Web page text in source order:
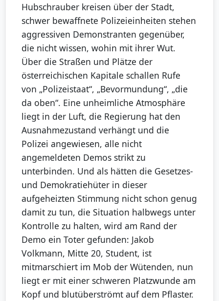
Hubschrauber kreisen über der Stadt,
schwer bewaffnete Polizeieinheiten stehen
aggressiven Demonstranten gegenüber,
die nicht wissen, wohin mit ihrer Wut.
Über die Straßen und Plätze der
österreichischen Kapitale schallen Rufe
von „Polizeistaat“, „Bevormundung“, „die
da oben“. Eine unheimliche Atmosphäre
liegt in der Luft, die Regierung hat den
Ausnahmezustand verhängt und die
Polizei angewiesen, alle nicht
angemeldeten Demos strikt zu
unterbinden. Und als hätten die Gesetzes-
und Demokratiehüter in dieser
aufgeheizten Stimmung nicht schon genug
damit zu tun, die Situation halbwegs unter
Kontrolle zu halten, wird am Rand der
Demo ein Toter gefunden: Jakob
Volkmann, Mitte 20, Student, ist
mitmarschiert im Mob der Wütenden, nun
liegt er mit einer schweren Platzwunde am
Kopf und blutüberströmt auf dem Pflaster.